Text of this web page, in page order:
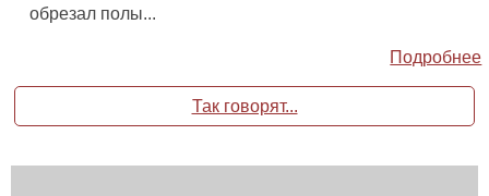
обрезал полы...
Подробнее
Так говорят...